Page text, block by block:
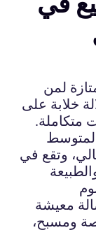
لمن
خلابة على
متكاملة.
وتقع في
معيشة
ومسبح،